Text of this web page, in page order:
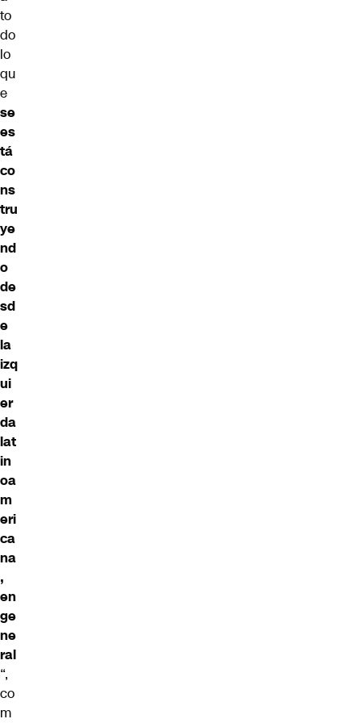
to
do
lo
qu
e
se
es
tá
co
ns
tru
ye
nd
o
de
sd
e
la
izq
ui
er
da
lat
in
oa
m
eri
ca
na
,
en
ge
ne
ral
“,
co
m